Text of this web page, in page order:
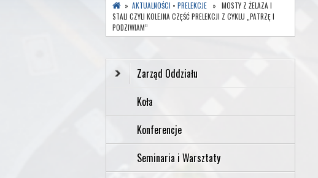
» AKTUALNOŚCI • PRELEKCJE » MOSTY Z ŻELAZA I
STALI CZYLI KOLEJNA CZĘŚĆ PRELEKCJI Z CYKLU „PATRZĘ I
PODZIWIAM”
Zarząd Oddziału
Koła
Konferencje
Seminaria i Warsztaty